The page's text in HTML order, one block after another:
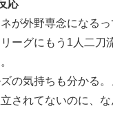
応
が外野専念になる
ーグにもう1人二刀
の気持ちも分かる
されてないのに、